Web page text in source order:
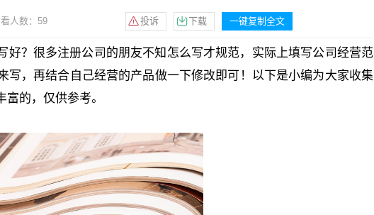
人数： 59 投诉 下载 一键复制全文
好？很多注册公司的朋友不知怎么写才规范，实际上填写公司经营范
写，再结合自己经营的产品做一下修改即可！以下是小编为大家收集
的，仅供参考。